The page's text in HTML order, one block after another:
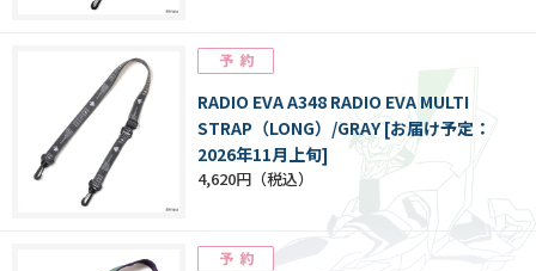
RADIO EVA A348 RADIO EVA MULTI
STRAP（LONG）/GRAY [お届け予定：
2026年11月上旬]
4,620円